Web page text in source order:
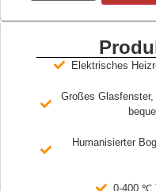
Elektrisches
Großes
Humanisierter
0-400 ℃